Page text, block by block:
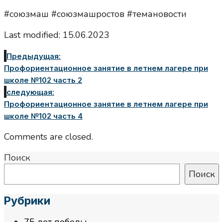
#союзмаш #союзмашростов #темановости
Last modified: 15.06.2023
Предыдущая:
Профориентационное занятие в летнем лагере при
школе №102 часть 2
следующая:
Профориентационное занятие в летнем лагере при
школе №102 часть 4
Comments are closed.
Поиск
Поиск
Рубрики